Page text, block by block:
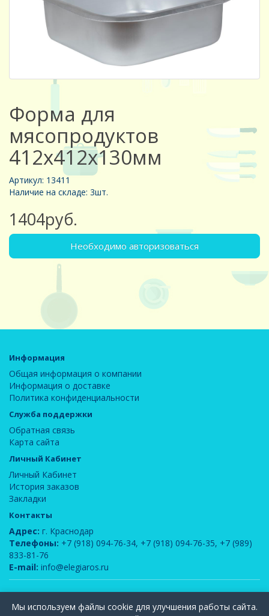
Форма для
мясопродуктов
412х412х130мм
Артикул: 13411
Наличие на складе: 3шт.
1404руб.
Необходимо авторизоваться
Информация
Общая информация о компании
Информация о доставке
Политика конфиденциальности
Служба поддержки
Обратная связь
Карта сайта
Личный Кабинет
Личный Кабинет
История заказов
Закладки
Контакты
Адрес: г. Краснодар
Телефоны: +7 (918) 094-76-34, +7 (918) 094-76-35, +7 (989)
833-81-76
E-mail: info@elegiaros.ru
Вся информация, содержащаяся на данном сайте, является интеллектуальной
Мы используем файлы cookie для улучшения работы сайта.